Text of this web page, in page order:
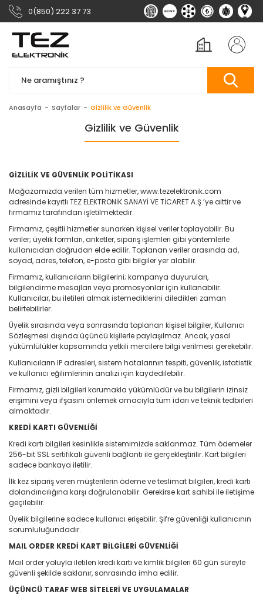
0(850) 222 37 73
Anasayfa Sayfalar Gizlilik ve Güvenlik
Gizlilik ve Güvenlik
GİZLİLİK VE GÜVENLİK POLİTİKASI
Mağazamızda verilen tüm hizmetler, www.tezelektronik.com
adresinde kayıtlı TEZ ELEKTRONİK SANAYİ VE TİCARET A.Ş.’ye aittir ve
firmamız tarafından işletilmektedir.
Firmamız, çeşitli hizmetler sunarken kişisel veriler toplayabilir. Bu
veriler; üyelik formları, anketler, sipariş işlemleri gibi yöntemlerle
kullanıcıdan doğrudan elde edilir. Toplanan veriler arasında ad,
soyad, adres, telefon, e-posta gibi bilgiler yer alabilir.
Firmamız, kullanıcıların bilgilerini; kampanya duyuruları,
bilgilendirme mesajları veya promosyonlar için kullanabilir.
Kullanıcılar, bu iletileri almak istemediklerini diledikleri zaman
belirtebilirler.
Üyelik sırasında veya sonrasında toplanan kişisel bilgiler, Kullanıcı
Sözleşmesi dışında üçüncü kişilerle paylaşılmaz. Ancak, yasal
yükümlülükler kapsamında yetkili mercilere bilgi verilmesi gerekebilir.
Kullanıcıların IP adresleri, sistem hatalarının tespiti, güvenlik, istatistik
ve kullanıcı eğilimlerinin analizi için kaydedilebilir.
Firmamız, gizli bilgileri korumakla yükümlüdür ve bu bilgilerin izinsiz
erişimini veya ifşasını önlemek amacıyla tüm idari ve teknik tedbirleri
almaktadır.
KREDİ KARTI GÜVENLİĞİ
Kredi kartı bilgileri kesinlikle sistemimizde saklanmaz. Tüm ödemeler
256-bit SSL sertifikalı güvenli bağlantı ile gerçekleştirilir. Kart bilgileri
sadece bankaya iletilir.
İlk kez sipariş veren müşterilerin ödeme ve teslimat bilgileri, kredi kartı
dolandırıcılığına karşı doğrulanabilir. Gerekirse kart sahibi ile iletişime
geçilebilir.
Üyelik bilgilerine sadece kullanıcı erişebilir. Şifre güvenliği kullanıcının
sorumluluğundadır.
MAIL ORDER KREDİ KART BİLGİLERİ GÜVENLİĞİ
Mail order yoluyla iletilen kredi kartı ve kimlik bilgileri 60 gün süreyle
güvenli şekilde saklanır, sonrasında imha edilir.
ÜÇÜNCÜ TARAF WEB SİTELERİ VE UYGULAMALAR